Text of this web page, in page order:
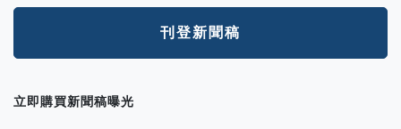
刊登新聞稿
立即購買新聞稿曝光